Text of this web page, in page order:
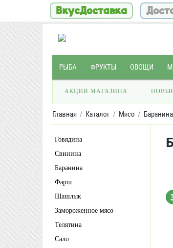
ВкусДоставка
РЫБА ФРУКТЫ ОВОЩИ
АКЦИИ МАГАЗИНА
Главная Каталог Мясо Баранина
Говядина
Свинина
Баранина
Фарш
Шашлык
Замороженное мясо
Телятина
Сало